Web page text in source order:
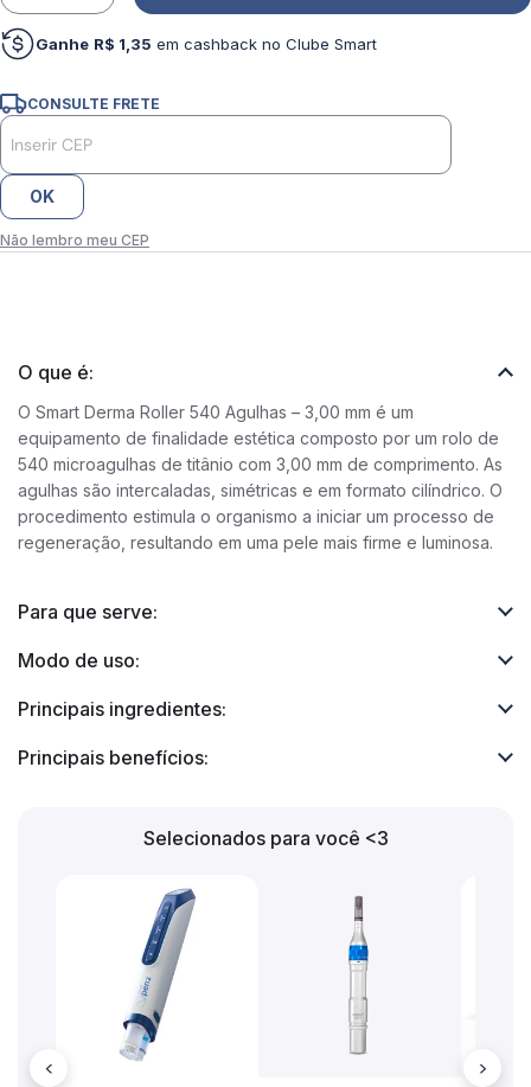
Ganhe R$ 1,35 em cashback no Clube Smart
CONSULTE FRETE
OK
Não lembro meu CEP
O que é:
O Smart Derma Roller 540 Agulhas – 3,00 mm é um
equipamento de finalidade estética composto por um rolo de
540 microagulhas de titânio com 3,00 mm de comprimento. As
agulhas são intercaladas, simétricas e em formato cilíndrico. O
procedimento estimula o organismo a iniciar um processo de
regeneração, resultando em uma pele mais firme e luminosa.
Para que serve:
Modo de uso:
Principais ingredientes:
Principais benefícios:
Selecionados para você <3
< >